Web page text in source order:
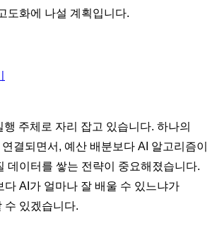
도화에 나설 계획입니다.
주체로 자리 잡고 있습니다. 하나의
결되면서, 예산 배분보다 AI 알고리즘이
데이터를 쌓는 전략이 중요해졌습니다.
다 AI가 얼마나 잘 배울 수 있느냐가
수 있겠습니다.